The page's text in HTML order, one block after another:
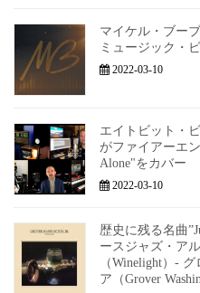
マイケル・ブー
ミュージック・
2022-03-10
エイトビット・
がファイアーエ
Alone"をカバー
2022-03-10
歴史に残る名曲
ースジャズ・ア
（Winelight）-
ア（Grover